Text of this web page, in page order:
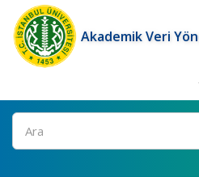
Akademik Veri
Ara